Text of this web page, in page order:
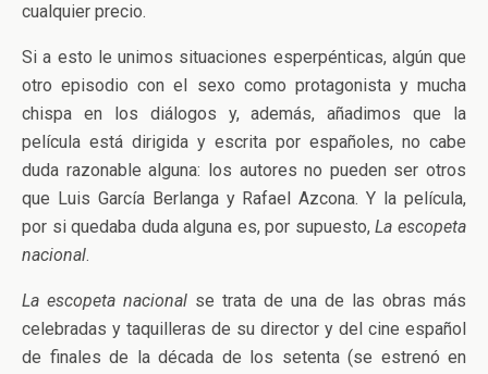
cualquier precio.
Si a esto le unimos situaciones esperpénticas, algún que
otro episodio con el sexo como protagonista y mucha
chispa en los diálogos y, además, añadimos que la
película está dirigida y escrita por españoles, no cabe
duda razonable alguna: los autores no pueden ser otros
que Luis García Berlanga y Rafael Azcona. Y la película,
por si quedaba duda alguna es, por supuesto,La escopeta
nacional.
La escopeta nacional se trata de una de las obras más
celebradas y taquilleras de su director y del cine español
de finales de la década de los setenta (se estrenó en